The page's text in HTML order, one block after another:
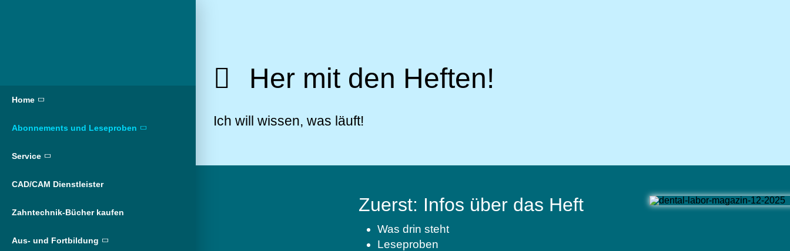
Home
Abonnements und Leseproben
Service
CAD/CAM Dienstleister
Zahntechnik-Bücher kaufen
Aus- und Fortbildung
Her mit den Heften!
Ich will wissen, was läuft!
Zuerst: Infos über das Heft
Was drin steht
Leseproben